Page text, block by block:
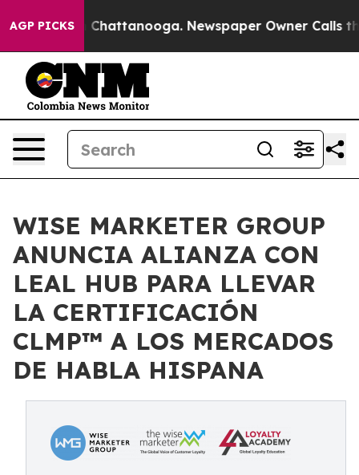
AGP PICKS
Chaos in Chattanooga. Newspaper Owner Calls the
WISE MARKETER GROUP
ANUNCIA ALIANZA CON
LEAL HUB PARA LLEVAR
LA CERTIFICACIÓN
CLMP™ A LOS MERCADOS
DE HABLA HISPANA